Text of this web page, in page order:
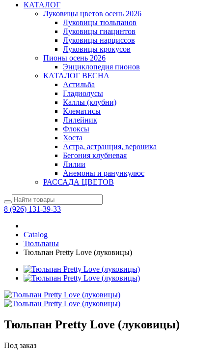
КАТАЛОГ
Луковицы цветов осень 2026
Луковицы тюльпанов
Луковицы гиацинтов
Луковицы нарциссов
Луковицы крокусов
Пионы осень 2026
Энциклопедия пионов
КАТАЛОГ ВЕСНА
Астильба
Гладиолусы
Каллы (клубни)
Клематисы
Лилейник
Флоксы
Хоста
Астра, астранция, вероника
Бегония клубневая
Лилии
Анемоны и ранункулюс
РАССАДА ЦВЕТОВ
8 (926) 131-39-33
Catalog
Тюльпаны
Тюльпан Pretty Love (луковицы)
Тюльпан Pretty Love (луковицы)
Под заказ